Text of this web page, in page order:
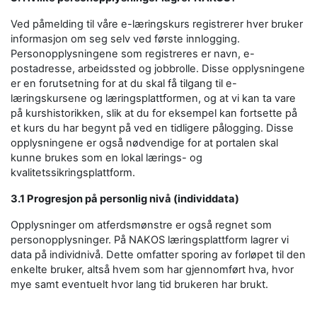
Ved påmelding til våre e-læringskurs registrerer hver bruker
informasjon om seg selv ved første innlogging.
Personopplysningene som registreres er navn, e-
postadresse, arbeidssted og jobbrolle. Disse opplysningene
er en forutsetning for at du skal få tilgang til e-
læringskursene og læringsplattformen, og at vi kan ta vare
på kurshistorikken, slik at du for eksempel kan fortsette på
et kurs du har begynt på ved en tidligere pålogging. Disse
opplysningene er også nødvendige for at portalen skal
kunne brukes som en lokal lærings- og
kvalitetssikringsplattform.
3.1 Progresjon på personlig nivå (individdata)
Opplysninger om atferdsmønstre er også regnet som
personopplysninger. På NAKOS læringsplattform lagrer vi
data på individnivå. Dette omfatter sporing av forløpet til den
enkelte bruker, altså hvem som har gjennomført hva, hvor
mye samt eventuelt hvor lang tid brukeren har brukt.